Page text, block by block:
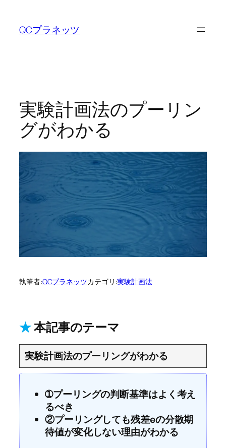
QCプラネッツ
実験計画法のプーリン
グがわかる
執筆者:QCプラネッツカテゴリ:実験計画法
★本記事のテーマ
実験計画法のプーリングがわかる
➀プーリングの判断基準はよく考え
るべき
②プーリングしても残差eの分散期
待値が変化しない理由がわかる